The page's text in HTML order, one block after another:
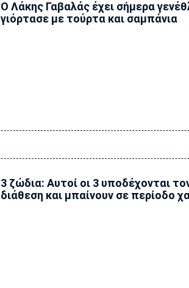
Ο Λάκης Γαβαλάς έχει σήμερα
γιόρτασε με τούρτα και σαμπάνια
3 ζώδια: Αυτοί οι 3 υποδέχονται
διάθεση και μπαίνουν σε περίοδο